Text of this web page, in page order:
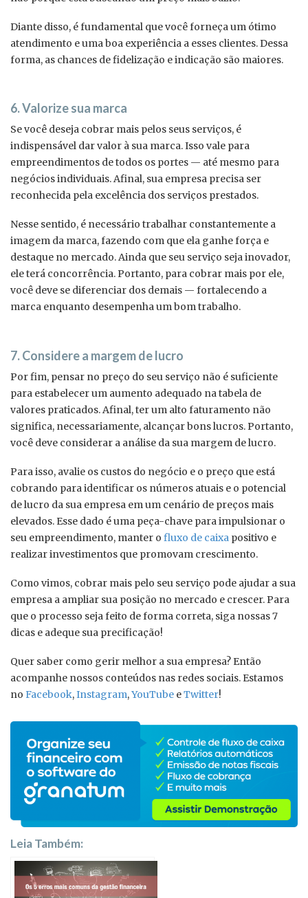
Diante disso, é fundamental que você forneça um ótimo
atendimento e uma boa experiência a esses clientes. Dessa
forma, as chances de fidelização e indicação são maiores.
6. Valorize sua marca
Se você deseja cobrar mais pelos seus serviços, é
indispensável dar valor à sua marca. Isso vale para
empreendimentos de todos os portes — até mesmo para
negócios individuais. Afinal, sua empresa precisa ser
reconhecida pela excelência dos serviços prestados.
Nesse sentido, é necessário trabalhar constantemente a
imagem da marca, fazendo com que ela ganhe força e
destaque no mercado. Ainda que seu serviço seja inovador,
ele terá concorrência. Portanto, para cobrar mais por ele,
você deve se diferenciar dos demais — fortalecendo a
marca enquanto desempenha um bom trabalho.
7. Considere a margem de lucro
Por fim, pensar no preço do seu serviço não é suficiente
para estabelecer um aumento adequado na tabela de
valores praticados. Afinal, ter um alto faturamento não
significa, necessariamente, alcançar bons lucros. Portanto,
você deve considerar a análise da sua margem de lucro.
Para isso, avalie os custos do negócio e o preço que está
cobrando para identificar os números atuais e o potencial
de lucro da sua empresa em um cenário de preços mais
elevados. Esse dado é uma peça-chave para impulsionar o
seu empreendimento, manter o fluxo de caixa positivo e
realizar investimentos que promovam crescimento.
Como vimos, cobrar mais pelo seu serviço pode ajudar a sua
empresa a ampliar sua posição no mercado e crescer. Para
que o processo seja feito de forma correta, siga nossas 7
dicas e adeque sua precificação!
Quer saber como gerir melhor a sua empresa? Então
acompanhe nossos conteúdos nas redes sociais. Estamos
no Facebook,Instagram,YouTube eTwitter!
Leia Também: